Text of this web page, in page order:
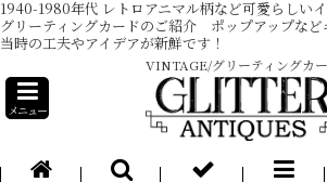
1940-1980年代 レトロアニマル柄など可愛らしい
グリーティングカードのご紹介 ポップアップなど
当時の工夫やアイデアが新鮮です！
VINTAGE/グリーティングカ
メニュー